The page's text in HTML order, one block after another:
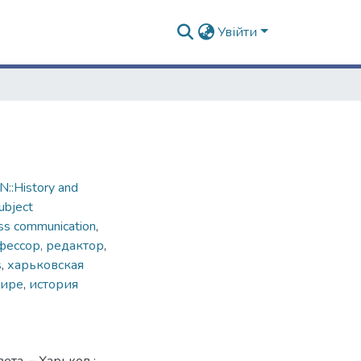
Увійти
and
communication,
редактор,
, харьковская
, история